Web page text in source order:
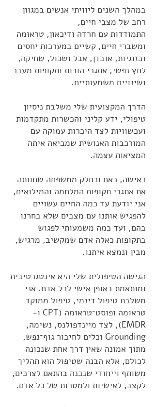
במהלך השנים ליוויתי אנשים במגוון
רחב של מצבי חיים,
התמודדות עם חרדה ודיכאון, טראומה
ומשברי חיים, קשיים במערכות יחסים
ובזוגיות, אובדן, אבל ושכול, שחיקה,
לחץ נפשי, אתגרי הורות ותקופות מעבר
ושינויים משמעותיים.
הדרך המקצועית שלי משלבת ניסיון
טיפולי, ידע קליני והכשרות מתקדמות
ועכשוויות לצד היכרות עמוקה עם
המורכבות האנושית שמביאה איתה
המציאות עצמה.
כאישה, כאם וכחלק ממשפחה שחוותה
את אתגרי תקופות המלחמה והמילואים,
אני יודעת עד כמה החיים עשויים
להפגיש אותנו עם מצבים שלא בחרנו
בהם, ועד כמה משמעותי לפגוש
בתקופות כאלה אדם שמקשיב, מרגיש,
מבין ונמצא איתנו.
הגישה הטיפולית שלי היא אינטגרטיבית
ומותאמת באופן אישי לכל אדם. אני
משלבת טיפול דינמי, טיפול ממוקד
טראומה ופוסט־טראומה (CPT ו-
EMDR), לצד מיינדפולנס, נשימה,
Grounding וכלים לחיבור גוף־נפש,
מתוך אמונה שאין דרך אחת שנכונה
לכולם, אלא הבנה שטיפול הוא תהליך
משותף וייחודי שנבנה בהתאם לצרכים,
לקצב, לאישיות ולמטרות של כל אדם.